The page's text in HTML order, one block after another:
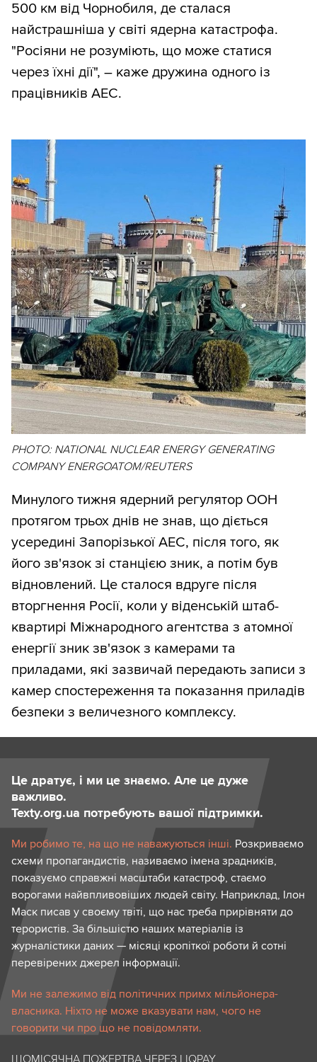
500 км від Чорнобиля, де сталася
найстрашніша у світі ядерна катастрофа.
"Росіяни не розуміють, що може статися
через їхні дії", – каже дружина одного із
працівників АЕС.
PHOTO: NATIONAL NUCLEAR ENERGY GENERATING
COMPANY ENERGOATOM/REUTERS
Минулого тижня ядерний регулятор ООН
протягом трьох днів не знав, що діється
усередині Запорізької АЕС, після того, як
його зв'язок зі станцією зник, а потім був
відновлений. Це сталося вдруге після
вторгнення Росії, коли у віденській штаб-
квартирі Міжнародного агентства з атомної
енергії зник зв'язок з камерами та
приладами, які зазвичай передають записи з
камер спостереження та показання приладів
безпеки з величезного комплексу.
Це дратує, і ми це знаємо. Але це дуже
важливо.
Texty.org.ua потребують вашої підтримки.
Ми робимо те, на що не наважуються інші. Розкриваємо
схеми пропагандистів, називаємо імена зрадників,
показуємо справжні масштаби катастроф, стаємо
ворогами найвпливовіших людей світу. Наприклад, Ілон
Маск писав у своєму твіті, що нас треба прирівняти до
терористів. За більшістю наших матеріалів із
журналістики даних — місяці кропіткої роботи й сотні
перевірених джерел інформації.
Ми не залежимо від політичних примх мільйонера-
власника. Ніхто не може вказувати нам, чого не
говорити чи про що не повідомляти.